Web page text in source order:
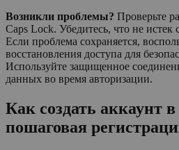
Возникли проблемы? Проверьте
Caps Lock. Убедитесь, что не истек
Если проблема сохраняется,
восстановления доступа для
Используйте защищенное
данных во время авторизации.
Как создать аккаунт
пошаговая